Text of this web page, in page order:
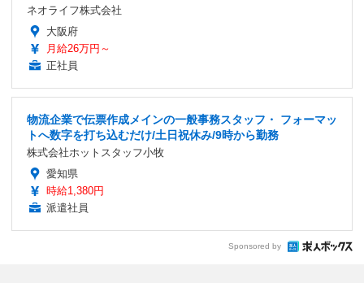
ネオライフ株式会社
大阪府
月給26万円～
正社員
物流企業で伝票作成メインの一般事務スタッフ・ フォーマッ
トへ数字を打ち込むだけ/土日祝休み/9時から勤務
株式会社ホットスタッフ小牧
愛知県
時給1,380円
派遣社員
Sponsored by